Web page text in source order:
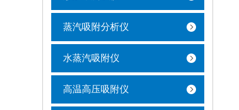
蒸汽吸附分析仪
水蒸汽吸附仪
高温高压吸附仪